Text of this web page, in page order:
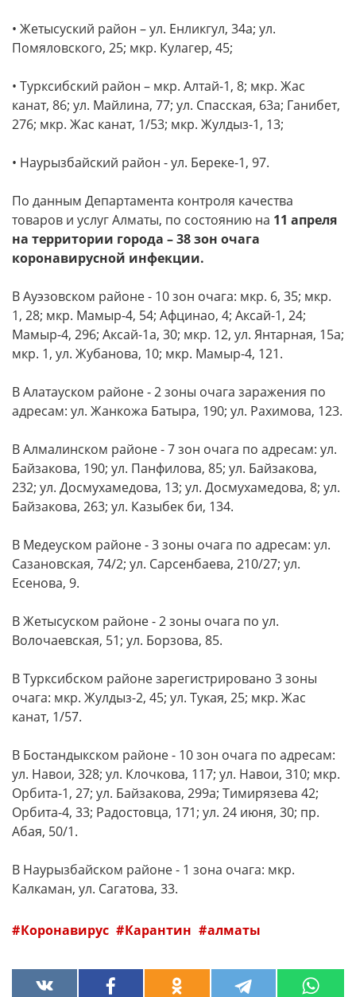
• Жетысуский район – ул. Енликгул, 34а; ул.
Помяловского, 25; мкр. Кулагер, 45;
• Турксибский район – мкр. Алтай-1, 8; мкр. Жас
канат, 86; ул. Майлина, 77; ул. Спасская, 63а; Ганибет,
276; мкр. Жас канат, 1/53; мкр. Жулдыз-1, 13;
• Наурызбайский район - ул. Береке-1, 97.
По данным Департамента контроля качества
товаров и услуг Алматы, по состоянию на 11 апреля
на территории города – 38 зон очага
коронавирусной инфекции.
В Ауэзовском районе - 10 зон очага: мкр. 6, 35; мкр.
1, 28; мкр. Мамыр-4, 54; Афцинао, 4; Аксай-1, 24;
Мамыр-4, 296; Аксай-1а, 30; мкр. 12, ул. Янтарная, 15а;
мкр. 1, ул. Жубанова, 10; мкр. Мамыр-4, 121.
В Алатауском районе - 2 зоны очага заражения по
адресам: ул. Жанкожа Батыра, 190; ул. Рахимова, 123.
В Алмалинском районе - 7 зон очага по адресам: ул.
Байзакова, 190; ул. Панфилова, 85; ул. Байзакова,
232; ул. Досмухамедова, 13; ул. Досмухамедова, 8; ул.
Байзакова, 263; ул. Казыбек би, 134.
В Медеуском районе - 3 зоны очага по адресам: ул.
Сазановская, 74/2; ул. Сарсенбаева, 210/27; ул.
Есенова, 9.
В Жетысуском районе - 2 зоны очага по ул.
Волочаевская, 51; ул. Борзова, 85.
В Турксибском районе зарегистрировано 3 зоны
очага: мкр. Жулдыз-2, 45; ул. Тукая, 25; мкр. Жас
канат, 1/57.
В Бостандыкском районе - 10 зон очага по адресам:
ул. Навои, 328; ул. Клочкова, 117; ул. Навои, 310; мкр.
Орбита-1, 27; ул. Байзакова, 299а; Тимирязева 42;
Орбита-4, 33; Радостовца, 171; ул. 24 июня, 30; пр.
Абая, 50/1.
В Наурызбайском районе - 1 зона очага: мкр.
Калкаман, ул. Сагатова, 33.
Коронавирус Карантин алматы